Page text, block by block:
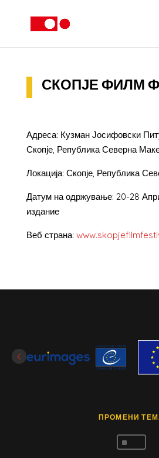
СКОПЈЕ ФИЛМ
Адреса: Кузман Јосифовски
Скопје, Република Северна
Локација: Скопје, Република
Датум на одржување: 20-28
издание
Веб страна:
ПРОМЕНИ
^